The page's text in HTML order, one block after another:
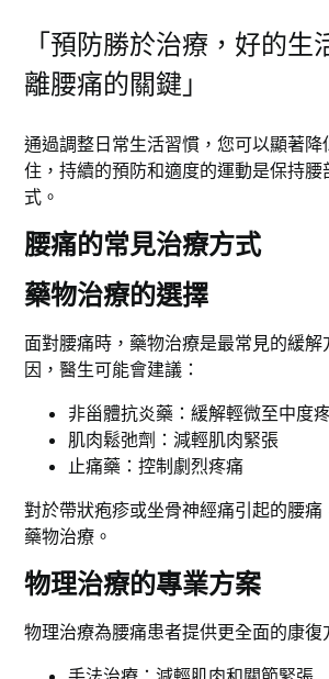
「預防勝於治療，好的生
離腰痛的關鍵」
通過調整日常生活習慣，您可以顯著
住，持續的預防和適度的運動是保持腰
式。
腰痛的常見治療方式
藥物治療的選擇
面對腰痛時，藥物治療是最常見的緩解
因，醫生可能會建議：
非甾體抗炎藥：緩解輕微至中度
肌肉鬆弛劑：減輕肌肉緊張
止痛藥：控制劇烈疼痛
對於帶狀疱疹或坐骨神經痛引起的腰痛
藥物治療。
物理治療的專業方案
物理治療為腰痛患者提供更全面的康復